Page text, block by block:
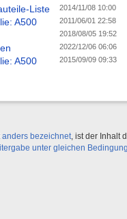
Liste 2014/11/08 10:00
A500 2011/06/01 22:58
2018/08/05 19:52
2022/12/06 06:06
A500 2015/09/09 09:33
anders bezeichnet, ist der Inhalt
unter gleichen